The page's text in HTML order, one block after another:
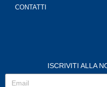
CONTATTI
ISCRIVITI ALLA